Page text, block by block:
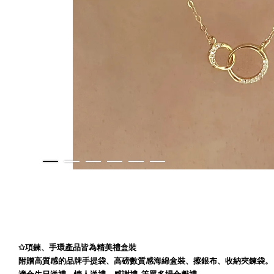
✩項鍊、手環產品皆為精美禮盒裝
附贈高質感的品牌手提袋、高磅數質感海綿盒裝、擦銀布、收納夾鍊袋。